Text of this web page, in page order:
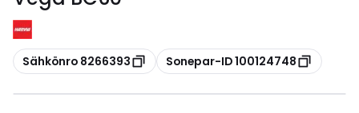
Kopioi
Sähkönro 8266393 Kopioi
Sonepar-ID 100124748